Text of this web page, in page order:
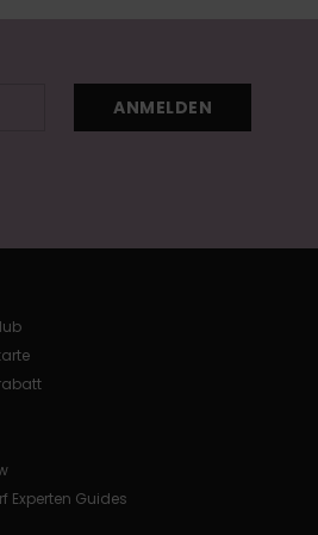
ANMELDEN
Experten Guides